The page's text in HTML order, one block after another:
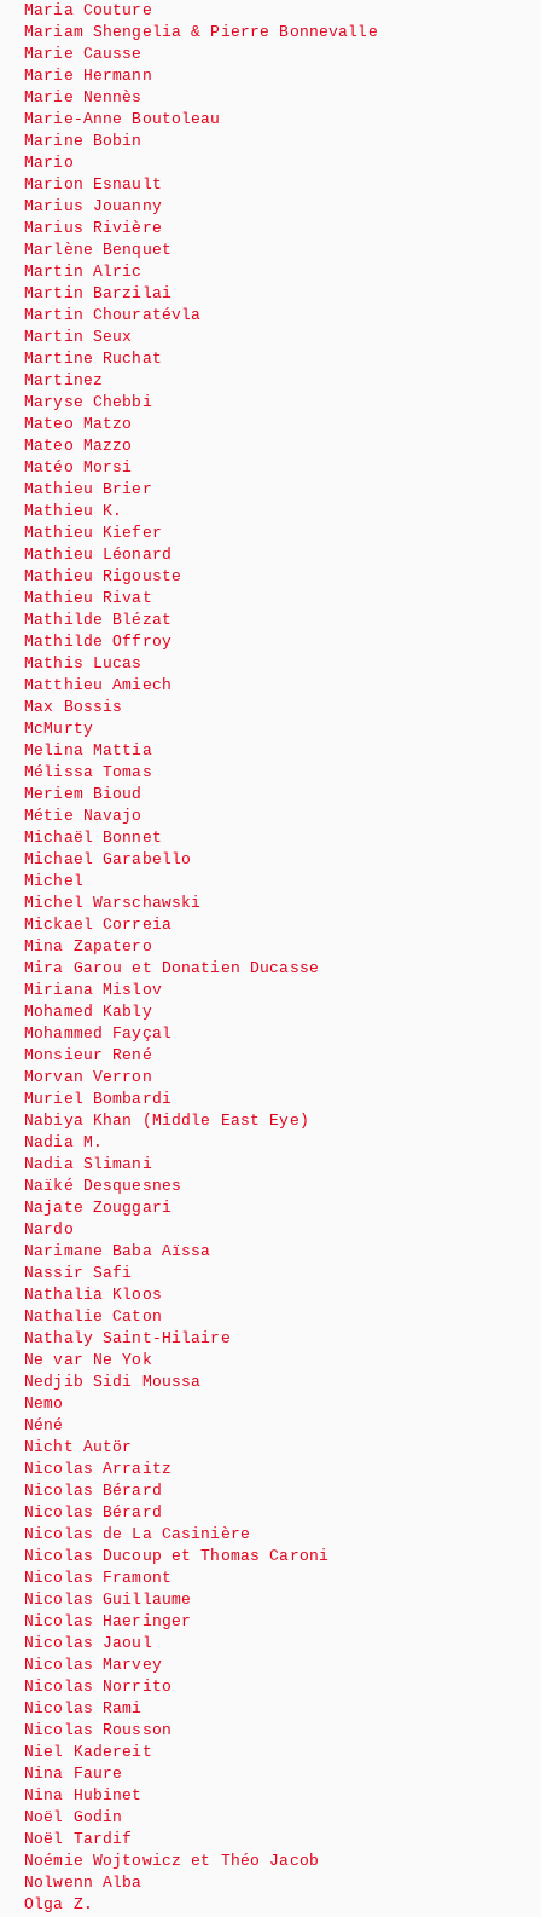
Maria Couture
Mariam Shengelia & Pierre Bonnevalle
Marie Causse
Marie Hermann
Marie Nennès
Marie-Anne Boutoleau
Marine Bobin
Mario
Marion Esnault
Marius Jouanny
Marius Rivière
Marlène Benquet
Martin Alric
Martin Barzilai
Martin Chouratévla
Martin Seux
Martine Ruchat
Martinez
Maryse Chebbi
Mateo Matzo
Mateo Mazzo
Matéo Morsi
Mathieu Brier
Mathieu K.
Mathieu Kiefer
Mathieu Léonard
Mathieu Rigouste
Mathieu Rivat
Mathilde Blézat
Mathilde Offroy
Mathis Lucas
Matthieu Amiech
Max Bossis
McMurty
Melina Mattia
Mélissa Tomas
Meriem Bioud
Métie Navajo
Michaël Bonnet
Michael Garabello
Michel
Michel Warschawski
Mickael Correia
Mina Zapatero
Mira Garou et Donatien Ducasse
Miriana Mislov
Mohamed Kably
Mohammed Fayçal
Monsieur René
Morvan Verron
Muriel Bombardi
Nabiya Khan (Middle East Eye)
Nadia M.
Nadia Slimani
Naïké Desquesnes
Najate Zouggari
Nardo
Narimane Baba Aïssa
Nassir Safi
Nathalia Kloos
Nathalie Caton
Nathaly Saint-Hilaire
Ne var Ne Yok
Nedjib Sidi Moussa
Nemo
Néné
Nicht Autör
Nicolas Arraitz
Nicolas Bérard
Nicolas Bérard
Nicolas de La Casinière
Nicolas Ducoup et Thomas Caroni
Nicolas Framont
Nicolas Guillaume
Nicolas Haeringer
Nicolas Jaoul
Nicolas Marvey
Nicolas Norrito
Nicolas Rami
Nicolas Rousson
Niel Kadereit
Nina Faure
Nina Hubinet
Noël Godin
Noël Tardif
Noémie Wojtowicz et Théo Jacob
Nolwenn Alba
Olga Z.